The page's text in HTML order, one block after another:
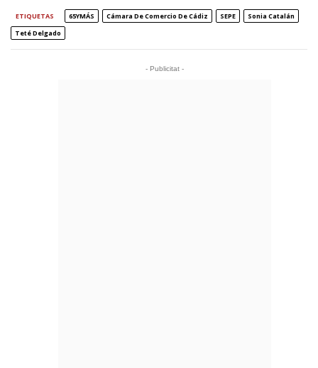
ETIQUETAS 65YMÁS Cámara De Comercio De Cádiz SEPE
Sonia Catalán
Teté Delgado
- Publicitat -